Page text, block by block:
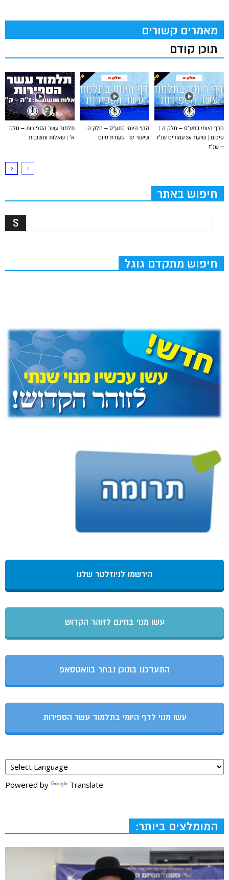
מאמרים קשורים
תוכן קודם
תלמוד עשר הספירות – חלק
א’ | שאלות ותשובות
הדף היומי בתע”ס – חלק ה |
שיעור 37 | סעודת סיום
הדף היומי בתע”ס – חלק ה |
סיכום | שיעור 36 עמודים שנ”ו
– שנ”ז
חיפוש באתר
חיפוש מתקדם גוגל
הירשמו לניוזלטר שלנו
עשו מנוי בחינם לזוהר הקדוש
התעדכנו בתוכן נבחר בוואטסאפ
עשו מנוי לדף היומי בתלמוד עשר הספירות
Powered by Translate
המומלצים ביותר: